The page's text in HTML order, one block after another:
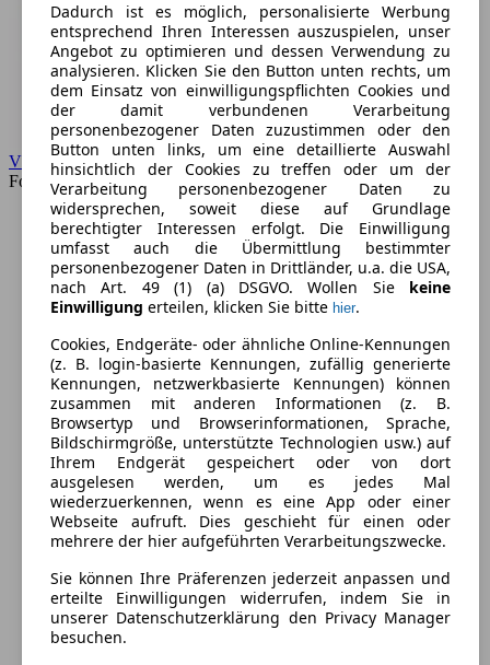
VW
Forum
Dadurch ist es möglich, personalisierte Werbung
entsprechend Ihren Interessen auszuspielen, unser
Angebot zu optimieren und dessen Verwendung zu
analysieren. Klicken Sie den Button unten rechts, um
dem Einsatz von einwilligungspflichten Cookies und
der damit verbundenen Verarbeitung
personenbezogener Daten zuzustimmen oder den
Button unten links, um eine detaillierte Auswahl
hinsichtlich der Cookies zu treffen oder um der
Verarbeitung personenbezogener Daten zu
widersprechen, soweit diese auf Grundlage
berechtigter Interessen erfolgt. Die Einwilligung
umfasst auch die Übermittlung bestimmter
personenbezogener Daten in Drittländer, u.a. die USA,
nach Art. 49 (1) (a) DSGVO. Wollen Sie keine
Einwilligung erteilen, klicken Sie bitte hier.
Cookies, Endgeräte- oder ähnliche Online-Kennungen
(z. B. login-basierte Kennungen, zufällig generierte
Kennungen, netzwerkbasierte Kennungen) können
zusammen mit anderen Informationen (z. B.
Browsertyp und Browserinformationen, Sprache,
Bildschirmgröße, unterstützte Technologien usw.) auf
Ihrem Endgerät gespeichert oder von dort
ausgelesen werden, um es jedes Mal
wiederzuerkennen, wenn es eine App oder einer
Webseite aufruft. Dies geschieht für einen oder
mehrere der hier aufgeführten Verarbeitungszwecke.
Sie können Ihre Präferenzen jederzeit anpassen und
erteilte Einwilligungen widerrufen, indem Sie in
unserer Datenschutzerklärung den Privacy Manager
besuchen.